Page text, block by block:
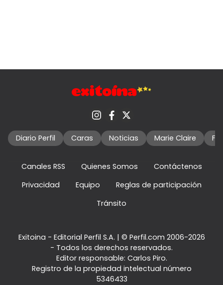
Diario Perfil Caras Noticias Marie Claire
Canales RSS Quienes Somos
Contáctenos
Privacidad
Equipo
Reglas de participación
Tránsito
Exitoina - Editorial Perfil S.A. | © Perfil.com 2006-2026
- Todos los derechos reservados.
Editor responsable: Carlos Piro.
Registro de la propiedad intelectual número
5346433